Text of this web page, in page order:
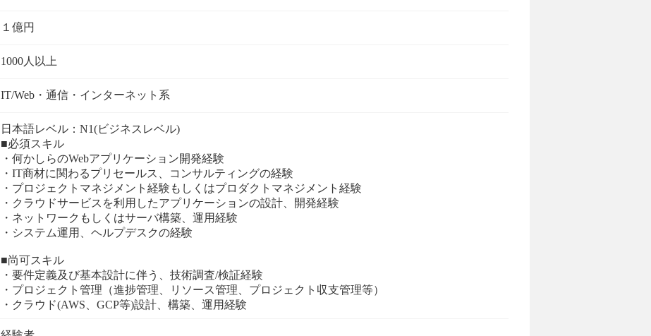
１億円
1000人以上
IT/Web・通信・インターネット系
日本語レベル：N1(ビジネスレベル)
■必須スキル
・何かしらのWebアプリケーション開発経験
・IT商材に関わるプリセールス、コンサルティングの経験
・プロジェクトマネジメント経験もしくはプロダクトマネジメント経験
・クラウドサービスを利用したアプリケーションの設計、開発経験
・ネットワークもしくはサーバ構築、運用経験
・システム運用、ヘルプデスクの経験
■尚可スキル
・要件定義及び基本設計に伴う、技術調査/検証経験
・プロジェクト管理（進捗管理、リソース管理、プロジェクト収支管理等）
・クラウド(AWS、GCP等)設計、構築、運用経験